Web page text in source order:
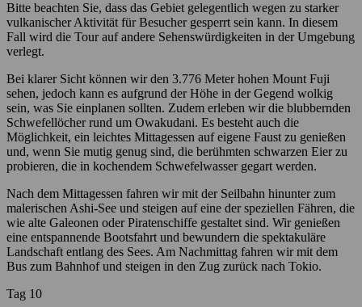
Bitte beachten Sie, dass das Gebiet gelegentlich wegen zu starker
vulkanischer Aktivität für Besucher gesperrt sein kann. In diesem
Fall wird die Tour auf andere Sehenswürdigkeiten in der Umgebung
verlegt.
Bei klarer Sicht können wir den 3.776 Meter hohen Mount Fuji
sehen, jedoch kann es aufgrund der Höhe in der Gegend wolkig
sein, was Sie einplanen sollten. Zudem erleben wir die blubbernden
Schwefellöcher rund um Owakudani. Es besteht auch die
Möglichkeit, ein leichtes Mittagessen auf eigene Faust zu genießen
und, wenn Sie mutig genug sind, die berühmten schwarzen Eier zu
probieren, die in kochendem Schwefelwasser gegart werden.
Nach dem Mittagessen fahren wir mit der Seilbahn hinunter zum
malerischen Ashi-See und steigen auf eine der speziellen Fähren, die
wie alte Galeonen oder Piratenschiffe gestaltet sind. Wir genießen
eine entspannende Bootsfahrt und bewundern die spektakuläre
Landschaft entlang des Sees. Am Nachmittag fahren wir mit dem
Bus zum Bahnhof und steigen in den Zug zurück nach Tokio.
Tag 10